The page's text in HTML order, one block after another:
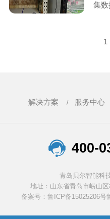
集
1
解决方案 服务中心
400-
青岛贝尔智能科
地址：山东省青岛市崂山
备案号：鲁ICP备15025206号